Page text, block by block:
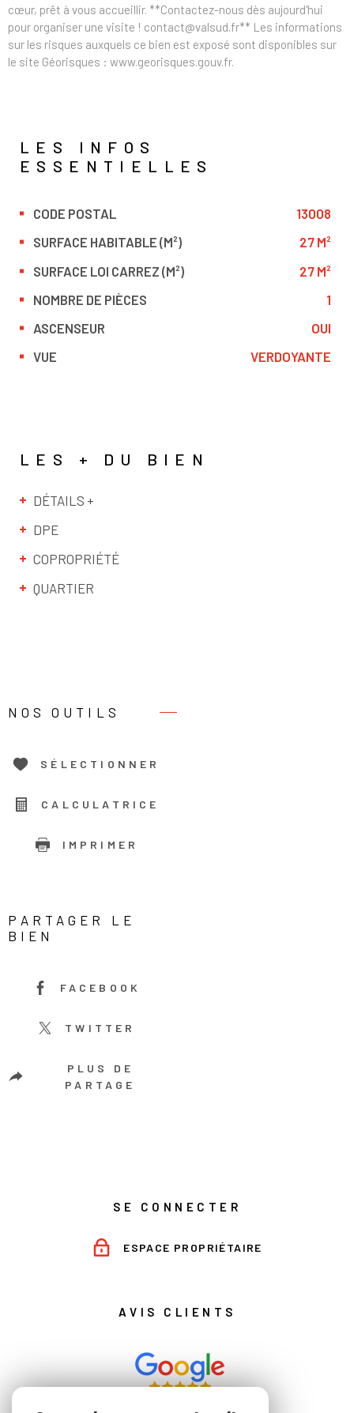
cœur, prêt à vous accueillir. **Contactez-nous dès aujourd'hui
pour organiser une visite ! contact@valsud.fr** Les informations
sur les risques auxquels ce bien est exposé sont disponibles sur
le site Géorisques : www.georisques.gouv.fr.
LES INFOS
ESSENTIELLES
Caractérisque Valeurs
CODE POSTAL
13008
SURFACE HABITABLE (M²)
27 M²
SURFACE LOI CARREZ (M²)
27 M²
NOMBRE DE PIÈCES
1
ASCENSEUR
OUI
VUE
VERDOYANTE
LES + DU BIEN
DÉTAILS +
DPE
COPROPRIÉTÉ
QUARTIER
NOS OUTILS
SÉLECTIONNER
CALCULATRICE
IMPRIMER
PARTAGER LE
BIEN
FACEBOOK
TWITTER
PLUS DE
PARTAGE
SE CONNECTER
ESPACE PROPRIÉTAIRE
AVIS CLIENTS